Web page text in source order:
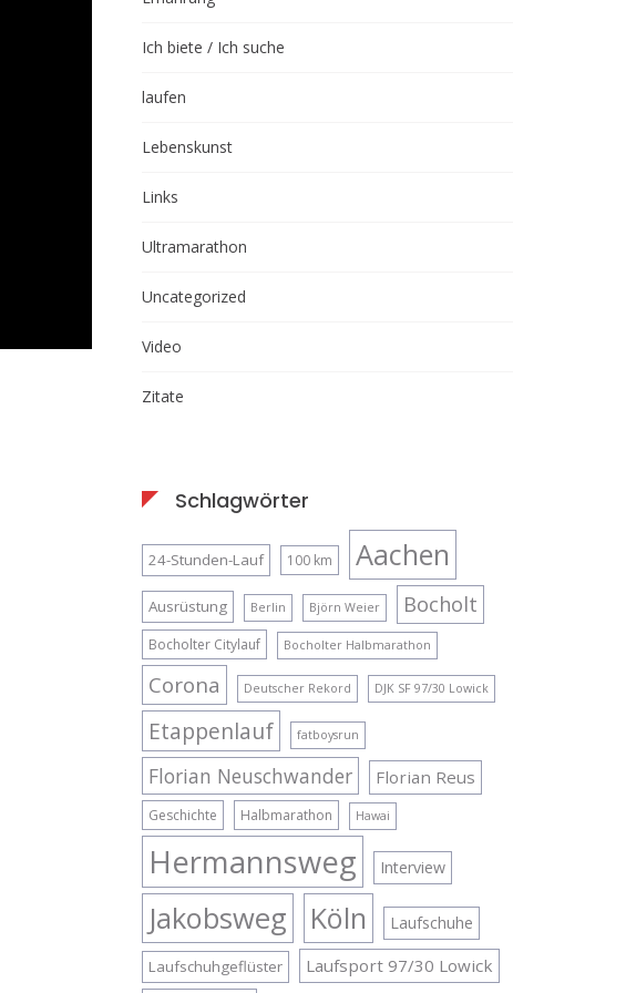
Ich biete / Ich suche
laufen
Lebenskunst
Links
Ultramarathon
Uncategorized
Video
Zitate
Schlagwörter
24-Stunden-Lauf 100 km Aachen
Ausrüstung Berlin Björn Weier Bocholt
Bocholter Citylauf Bocholter Halbmarathon
Corona Deutscher Rekord DJK SF 97/30 Lowick
Etappenlauf fatboysrun
Florian Neuschwander Florian Reus
Geschichte Halbmarathon Hawai
Hermannsweg Interview
Jakobsweg Köln Laufschuhe
Laufschuhgeflüster Laufsport 97/30 Lowick